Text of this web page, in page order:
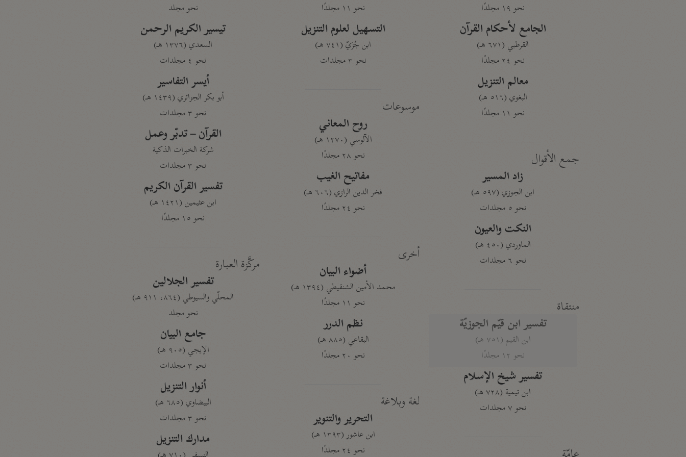
نحو ١٩ مجلدًا
الجامع لأحكام القرآن
القرطبي (٦٧١ هـ)
نحو ٢٤ مجلدًا
معالم التنزيل
البغوي (٥١٦ هـ)
نحو ١١ مجلدًا
جمع الأقوال
زاد المسير
ابن الجوزي (٥٩٧ هـ)
نحو ٥ مجلدات
النكت والعيون
الماوردي (٤٥٠ هـ)
نحو ٦ مجلدات
منتقاة
تفسير ابن قيّم الجوزيّة
ابن القيم (٧٥١ هـ)
نحو ١٢ مجلدًا
تفسير شيخ الإسلام
ابن تيمية (٧٢٨ هـ)
نحو ٧ مجلدات
نحو ١١ مجلدًا
التسهيل لعلوم التنزيل
ابن جُزَيّ (٧٤١ هـ)
نحو ٣ مجلدات
موسوعات
روح المعاني
الآلوسي (١٢٧٠ هـ)
نحو ٢٨ مجلدًا
مفاتيح الغيب
فخر الدين الرازي (٦٠٦ هـ)
نحو ٢٤ مجلدًا
أخرى
أضواء البيان
محمد الأمين الشنقيطي (١٣٩٤ هـ)
نحو ١١ مجلدًا
نظم الدرر
البقاعي (٨٨٥ هـ)
نحو ٢٠ مجلدًا
لغة وبلاغة
التحرير والتنوير
ابن عاشور (١٣٩٣ هـ)
نحو ٢٤ مجلدًا
نحو مجلد
تيسير الكريم الرحمن
السعدي (١٣٧٦ هـ)
نحو ٤ مجلدات
أيسر التفاسير
أبو بكر الجزائري (١٤٣٩ هـ)
نحو ٣ مجلدات
القرآن – تدبّر وعمل
شركة الخبرات الذكية
نحو ٣ مجلدات
تفسير القرآن الكريم
ابن عثيمين (١٤٢١ هـ)
نحو ١٥ مجلدًا
مركَّزة العبارة
تفسير الجلالين
المحلّي والسيوطي (٨٦٤، ٩١١ هـ)
نحو مجلد
جامع البيان
الإيجي (٩٠٥ هـ)
نحو ٣ مجلدات
أنوار التنزيل
البيضاوي (٦٨٥ هـ)
نحو ٣ مجلدات
مدارك التنزيل